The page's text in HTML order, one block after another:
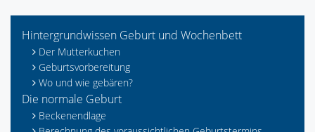
Hintergrundwissen Geburt und Wochenbett
Der Mutterkuchen
Geburtsvorbereitung
Wo und wie gebären?
Die normale Geburt
Beckenendlage